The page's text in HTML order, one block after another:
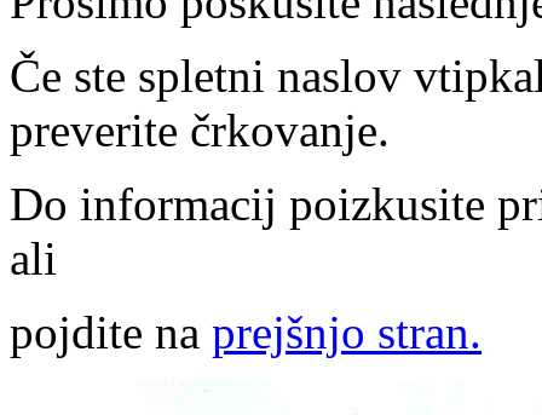
Če ste spletni naslov
preverite črkovanje.
Do informacij poizkusite
ali
pojdite na prejšnjo stran.